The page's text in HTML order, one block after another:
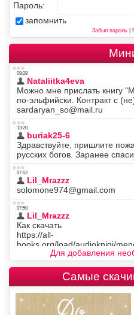
Пароль:
запомнить
Забыл пароль|
Для добавления
Самые